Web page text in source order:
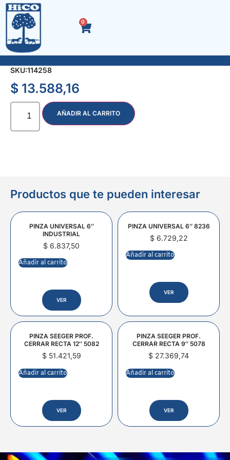
0
ALARGUE 2.5 mt. C/MULTIPLE 4 TOMAS
SKU:114258
$ 13.588,16
AÑADIR AL CARRITO
Productos que te pueden interesar
PINZA UNIVERSAL 6″
INDUSTRIAL
$ 6.837,50
Añadir al carrito
VER
PINZA UNIVERSAL 6″ 8236
$6.729,22
Añadir al carrito
VER
PINZA SEEGER PROF.
CERRAR RECTA 12″ 5082
$51.421,59
Añadir al carrito
VER
PINZA SEEGER PROF.
CERRAR RECTA 9″ 5078
$ 27.369,74
Añadir al carrito
VER